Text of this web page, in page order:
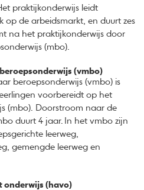
praktijkonderwijs leidt
op de arbeidsmarkt, en duurt zes
na het praktijkonderwijs door
(mbo).
(vmbo)
beroepsonderwijs (vmbo) is
voorbereidt op het
(mbo). Doorstroom naar de
duurt 4 jaar. In het vmbo zijn
leerweg,
gemengde leerweg en
onderwijs (havo)